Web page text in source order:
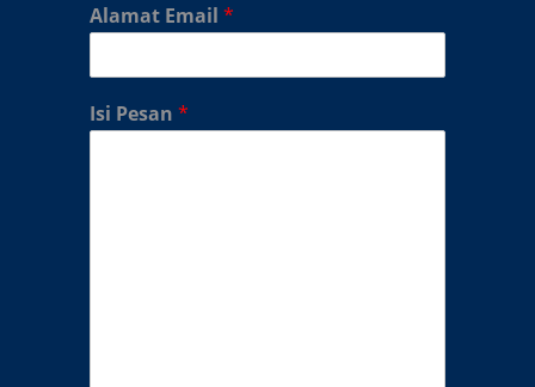
Alamat Email *
Isi Pesan *